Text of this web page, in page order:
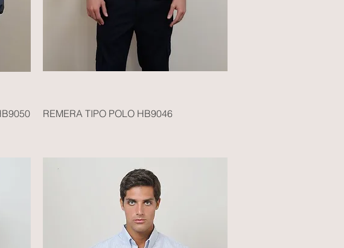
REMERA TIPO POLO HB9046